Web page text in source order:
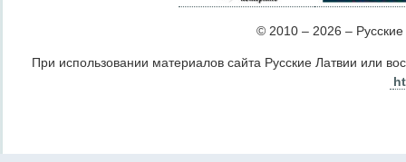
© 2010 – 2026 –
При использовании материалов сайта Русские Латвии или